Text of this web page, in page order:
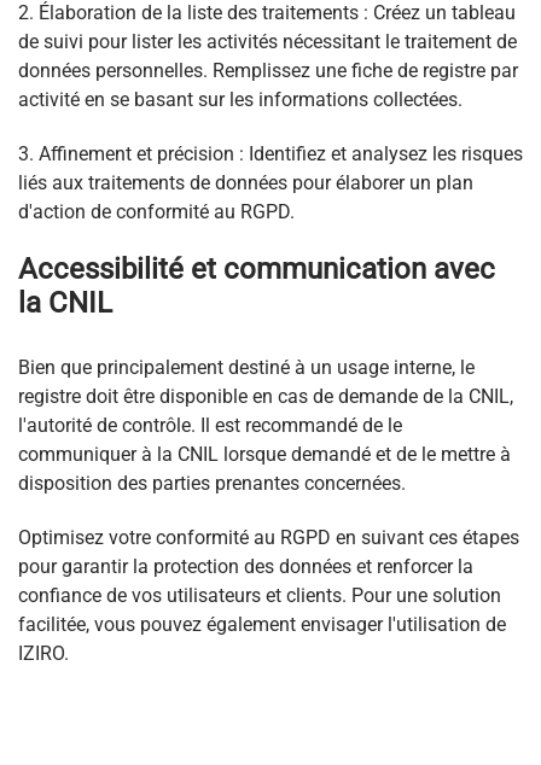
2. Élaboration de la liste des traitements : Créez un tableau
de suivi pour lister les activités nécessitant le traitement de
données personnelles. Remplissez une fiche de registre par
activité en se basant sur les informations collectées.
3. Affinement et précision : Identifiez et analysez les risques
liés aux traitements de données pour élaborer un plan
d'action de conformité au RGPD.
Accessibilité et communication avec
la CNIL
Bien que principalement destiné à un usage interne, le
registre doit être disponible en cas de demande de la CNIL,
l'autorité de contrôle. Il est recommandé de le
communiquer à la CNIL lorsque demandé et de le mettre à
disposition des parties prenantes concernées.
Optimisez votre conformité au RGPD en suivant ces étapes
pour garantir la protection des données et renforcer la
confiance de vos utilisateurs et clients. Pour une solution
facilitée, vous pouvez également envisager l'utilisation de
IZIRO.